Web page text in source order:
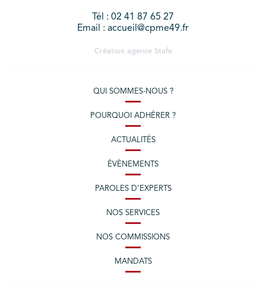
Tél : 02 41 87 65 27
Email : accueil@cpme49.fr
Création agence Stafe
QUI SOMMES-NOUS ?
POURQUOI ADHÉRER ?
ACTUALITÉS
ÉVÈNEMENTS
PAROLES D’EXPERTS
NOS SERVICES
NOS COMMISSIONS
MANDATS